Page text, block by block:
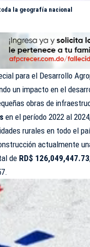
la geografía nacional
para el Desarrollo
un impacto en el
obras de
en el período 2022 al
rurales en todo el
actualmente
de RD$ 126,049,447.73